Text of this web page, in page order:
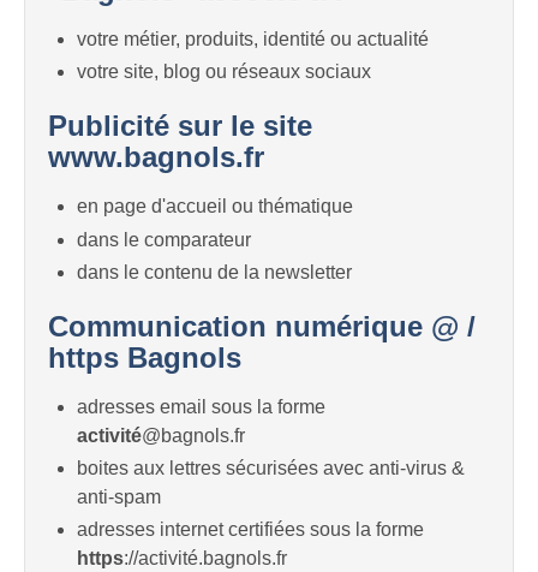
votre métier, produits, identité ou actualité
votre site, blog ou réseaux sociaux
Publicité sur le site
www.bagnols.fr
en page d'accueil ou thématique
dans le comparateur
dans le contenu de la newsletter
Communication numérique @ /
https Bagnols
adresses email sous la forme
activité@bagnols.fr
boites aux lettres sécurisées avec anti-virus &
anti-spam
adresses internet certifiées sous la forme
https://activité.bagnols.fr